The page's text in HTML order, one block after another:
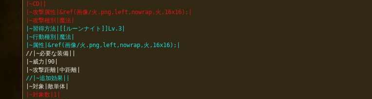
|~CD||
|~攻撃属性|&ref(画像/火.png,left,nowrap,火,16x16);|
|~攻撃種別|魔法|
|~習得方法|[[ルーンナイト]]Lv.3|
|~行動種別|魔法|
|~属性|&ref(画像/火.png,left,nowrap,火,16x16);|
//|~必要な装備||
|~威力|90|
//|~追加効果||
|~対象数|1|